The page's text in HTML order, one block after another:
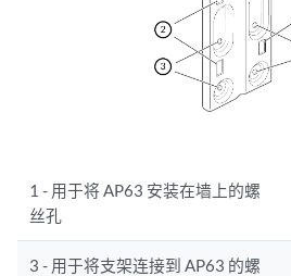
1 - 用于将 AP63 安装在墙上的螺
丝孔
3 - 用于将支架连接到 AP63 的螺